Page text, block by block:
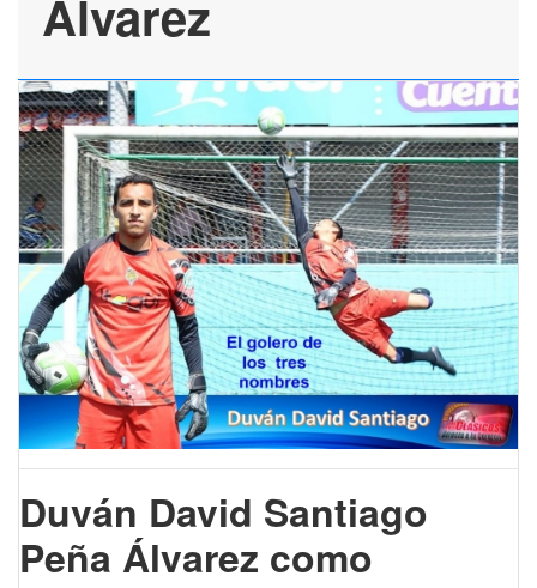
Álvarez
Eskisehir escortMugla
Escortsinop escort
Duván David Santiago
Peña Álvarez como